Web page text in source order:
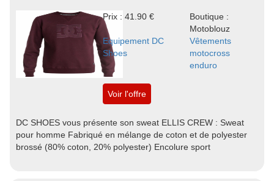
Prix : 41.90 €
Boutique :
Motoblouz
Equipement DC
Shoes
Vêtements
motocross
enduro
Voir l'offre
DC SHOES vous présente son sweat ELLIS CREW : Sweat
pour homme Fabriqué en mélange de coton et de polyester
brossé (80% coton, 20% polyester) Encolure sport